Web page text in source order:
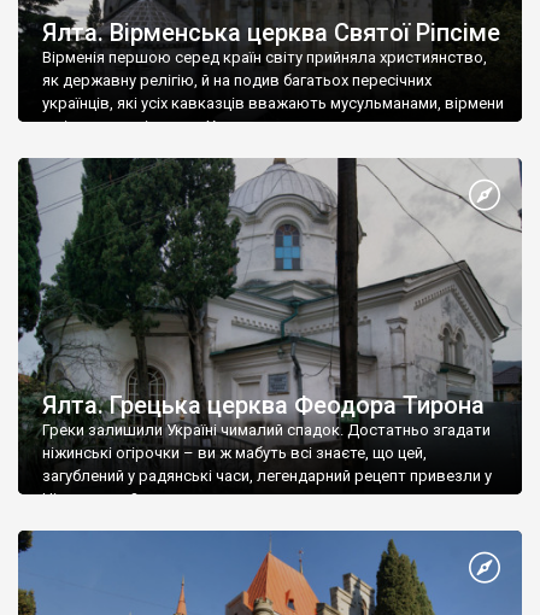
Ялта. Вірменська церква Святої Ріпсіме
Вірменія першою серед країн світу прийняла християнство,
як державну релігію, й на подив багатьох пересічних
українців, які усіх кавказців вважають мусульманами, вірмени
є відданими вірянами Христа
Ялта. Грецька церква Феодора Тирона
Греки залишили Україні чималий спадок. Достатньо згадати
ніжинські огірочки – ви ж мабуть всі знаєте, що цей,
загублений у радянські часи, легендарний рецепт привезли у
Ніжин греки?